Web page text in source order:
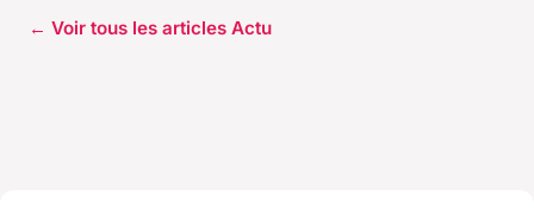
← Voir tous les articles Actu